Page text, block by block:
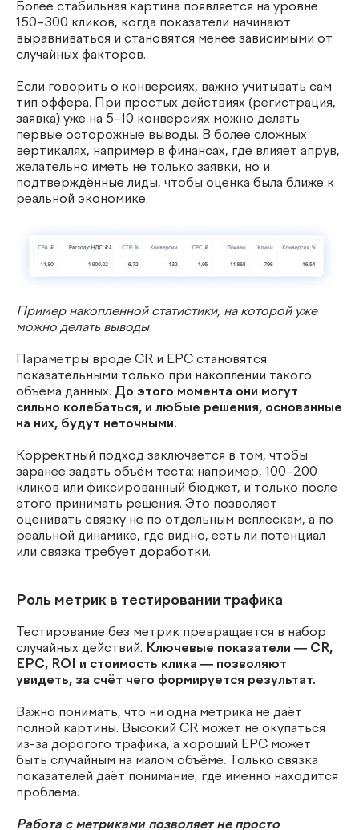
Более стабильная картина появляется на уровне
150–300 кликов, когда показатели начинают
выравниваться и становятся менее зависимыми от
случайных факторов.
Если говорить о конверсиях, важно учитывать сам
тип оффера. При простых действиях (регистрация,
заявка) уже на 5–10 конверсиях можно делать
первые осторожные выводы. В более сложных
вертикалях, например в финансах, где влияет апрув,
желательно иметь не только заявки, но и
подтверждённые лиды, чтобы оценка была ближе к
реальной экономике.
Пример накопленной статистики, на которой уже
можно делать выводы
Параметры вроде CR и EPC становятся
показательными только при накоплении такого
объёма данных. До этого момента они могут
сильно колебаться, и любые решения, основанные
на них, будут неточными.
Корректный подход заключается в том, чтобы
заранее задать объём теста: например, 100–200
кликов или фиксированный бюджет, и только после
этого принимать решения. Это позволяет
оценивать связку не по отдельным всплескам, а по
реальной динамике, где видно, есть ли потенциал
или связка требует доработки.
Роль метрик в тестировании трафика
Тестирование без метрик превращается в набор
случайных действий. Ключевые показатели — CR,
EPC, ROI и стоимость клика — позволяют
увидеть, за счёт чего формируется результат.
Важно понимать, что ни одна метрика не даёт
полной картины. Высокий CR может не окупаться
из-за дорогого трафика, а хороший EPC может
быть случайным на малом объёме. Только связка
показателей даёт понимание, где именно находится
проблема.
Работа с метриками позволяет не просто